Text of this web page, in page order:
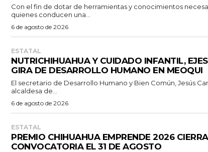
Con el fin de dotar de herramientas y conocimientos
quienes conducen una...
6 de agosto de 2026
ESTATAL
NUTRICHIHUAHUA Y CUIDADO INFANTIL,
GIRA DE DESARROLLO HUMANO EN MEOQUI
El secretario de Desarrollo Humano y Bien Común, Jesús
alcaldesa de...
6 de agosto de 2026
ESTATAL
PREMIO CHIHUAHUA EMPRENDE 2026 CIERRA
CONVOCATORIA EL 31 DE AGOSTO